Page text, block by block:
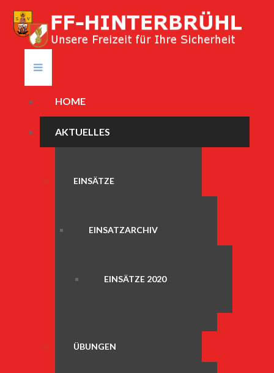
HOME
AKTUELLES
EINSÄTZE
EINSATZARCHIV
EINSÄTZE 2020
ÜBUNGEN